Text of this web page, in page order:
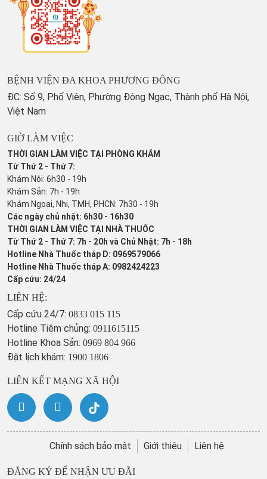
BỆNH VIỆN ĐA KHOA PHƯƠNG ĐÔNG
ĐC: Số 9, Phố Viên, Phường Đông Ngạc, Thành phố Hà Nội,
Việt Nam
GIỜ LÀM VIỆC
THỜI GIAN LÀM VIỆC TẠI PHÒNG KHÁM
Từ Thứ 2 - Thứ 7:
Khám Nội: 6h30 - 19h
Khám Sản: 7h - 19h
Khám Ngoại, Nhi, TMH, PHCN: 7h30 - 19h
Các ngày chủ nhật: 6h30 - 16h30
THỜI GIAN LÀM VIỆC TẠI NHÀ THUỐC
Từ Thứ 2 - Thứ 7: 7h - 20h và Chủ Nhật: 7h - 18h
Hotline Nhà Thuốc tháp D: 0969579066
Hotline Nhà Thuốc tháp A: 0982424223
Cấp cứu: 24/24
LIÊN HỆ:
Cấp cứu 24/7: 0833 015 115
Hotline Tiêm chủng: 0911615115
Hotline Khoa Sản: 0969 804 966
Đặt lịch khám: 1900 1806
LIÊN KẾT MẠNG XÃ HỘI
Chính sách bảo mật Giới thiệu Liên hệ
ĐĂNG KÝ ĐỂ NHẬN ƯU ĐÃI